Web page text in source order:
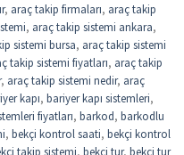
, araç takip firmaları, araç takip
, araç takip sistemi ankara,
sistemi bursa, araç takip sistemi
takip sistemi fiyatları, araç takip
, araç takip sistemi nedir, araç
kapı, bariyer kapı sistemleri,
fiyatları, barkod, barkodlu
, bekçi kontrol saati, bekçi kontrol
takip sistemi, bekçi tur, bekçi tur